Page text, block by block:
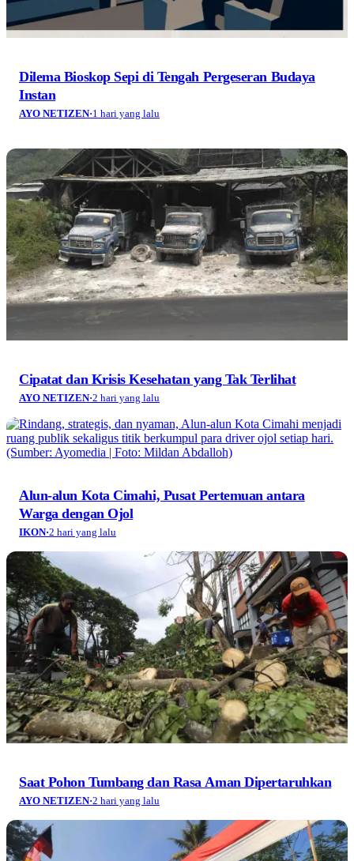
Dilema Bioskop Sepi di Tengah Pergeseran Budaya
Instan
AYO NETIZEN·1 hari yang lalu
Cipatat dan Krisis Kesehatan yang Tak Terlihat
AYO NETIZEN·2 hari yang lalu
Alun-alun Kota Cimahi, Pusat Pertemuan antara
Warga dengan Ojol
IKON·2 hari yang lalu
Saat Pohon Tumbang dan Rasa Aman Dipertaruhkan
AYO NETIZEN·2 hari yang lalu